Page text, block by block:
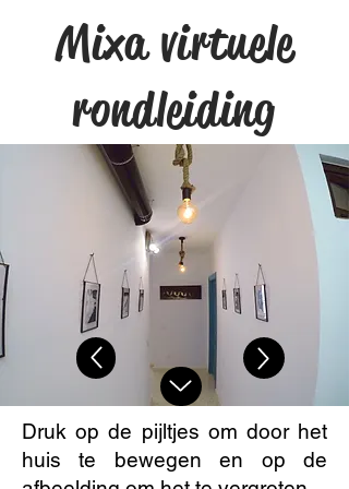
Mixa virtuele
rondleiding
Druk op de pijltjes om door het
huis te bewegen en op de